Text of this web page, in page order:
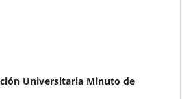
Universitaria Minuto de